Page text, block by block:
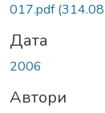
017.pdf
Дата
2006
Автори